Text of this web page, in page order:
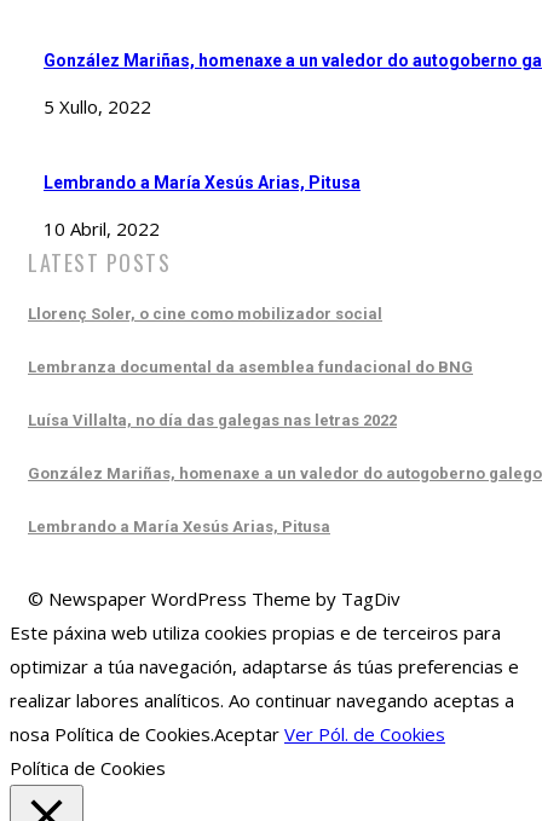
González Mariñas, homenaxe a un valedor do autogoberno
5 Xullo, 2022
Lembrando a María Xesús Arias, Pitusa
10 Abril, 2022
LATEST POSTS
Llorenç Soler, o cine como mobilizador social
Lembranza documental da asemblea fundacional do BNG
Luísa Villalta, no día das galegas nas letras 2022
González Mariñas, homenaxe a un valedor do autogoberno galego
Lembrando a María Xesús Arias, Pitusa
© Newspaper WordPress Theme by TagDiv
Este páxina web utiliza cookies propias e de terceiros para
optimizar a túa navegación, adaptarse ás túas preferencias e
realizar labores analíticos. Ao continuar navegando aceptas a
nosa Política de Cookies.Aceptar Ver Pól. de Cookies
Política de Cookies